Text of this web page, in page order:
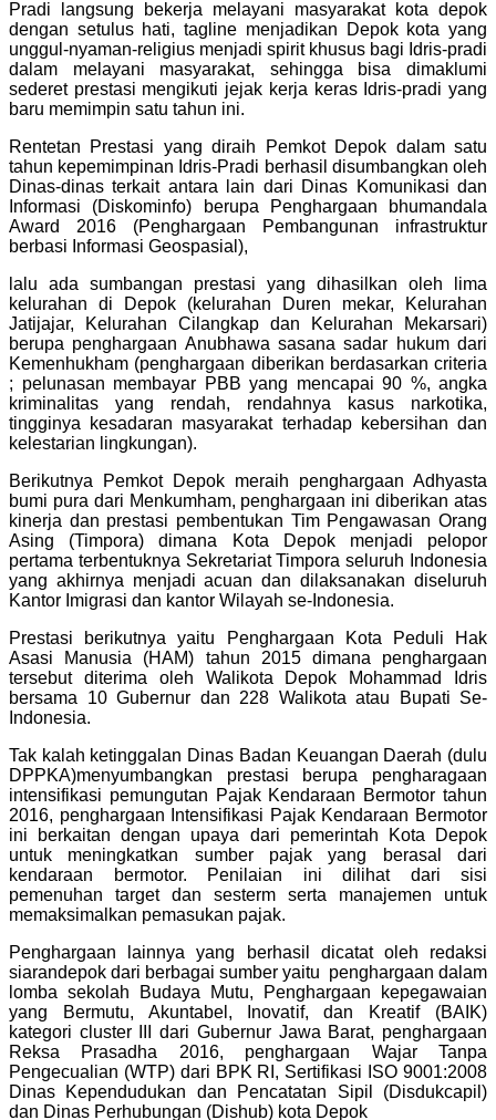
Pradi langsung bekerja melayani masyarakat kota depok
dengan setulus hati, tagline menjadikan Depok kota yang
unggul-nyaman-religius menjadi spirit khusus bagi Idris-pradi
dalam melayani masyarakat, sehingga bisa dimaklumi
sederet prestasi mengikuti jejak kerja keras Idris-pradi yang
baru memimpin satu tahun ini.
Rentetan Prestasi yang diraih Pemkot Depok dalam satu
tahun kepemimpinan Idris-Pradi berhasil disumbangkan oleh
Dinas-dinas terkait antara lain dari Dinas Komunikasi dan
Informasi (Diskominfo) berupa Penghargaan bhumandala
Award 2016 (Penghargaan Pembangunan infrastruktur
berbasi Informasi Geospasial),
lalu ada sumbangan prestasi yang dihasilkan oleh lima
kelurahan di Depok (kelurahan Duren mekar, Kelurahan
Jatijajar, Kelurahan Cilangkap dan Kelurahan Mekarsari)
berupa penghargaan Anubhawa sasana sadar hukum dari
Kemenhukham (penghargaan diberikan berdasarkan criteria
; pelunasan membayar PBB yang mencapai 90 %, angka
kriminalitas yang rendah, rendahnya kasus narkotika,
tingginya kesadaran masyarakat terhadap kebersihan dan
kelestarian lingkungan).
Berikutnya Pemkot Depok meraih penghargaan Adhyasta
bumi pura dari Menkumham, penghargaan ini diberikan atas
kinerja dan prestasi pembentukan Tim Pengawasan Orang
Asing (Timpora) dimana Kota Depok menjadi pelopor
pertama terbentuknya Sekretariat Timpora seluruh Indonesia
yang akhirnya menjadi acuan dan dilaksanakan diseluruh
Kantor Imigrasi dan kantor Wilayah se-Indonesia.
Prestasi berikutnya yaitu Penghargaan Kota Peduli Hak
Asasi Manusia (HAM) tahun 2015 dimana penghargaan
tersebut diterima oleh Walikota Depok Mohammad Idris
bersama 10 Gubernur dan 228 Walikota atau Bupati Se-
Indonesia.
Tak kalah ketinggalan Dinas Badan Keuangan Daerah (dulu
DPPKA)menyumbangkan prestasi berupa pengharagaan
intensifikasi pemungutan Pajak Kendaraan Bermotor tahun
2016, penghargaan Intensifikasi Pajak Kendaraan Bermotor
ini berkaitan dengan upaya dari pemerintah Kota Depok
untuk meningkatkan sumber pajak yang berasal dari
kendaraan bermotor. Penilaian ini dilihat dari sisi
pemenuhan target dan sesterm serta manajemen untuk
memaksimalkan pemasukan pajak.
Penghargaan lainnya yang berhasil dicatat oleh redaksi
siarandepok dari berbagai sumber yaitu penghargaan dalam
lomba sekolah Budaya Mutu, Penghargaan kepegawaian
yang Bermutu, Akuntabel, Inovatif, dan Kreatif (BAIK)
kategori cluster III dari Gubernur Jawa Barat, penghargaan
Reksa Prasadha 2016, penghargaan Wajar Tanpa
Pengecualian (WTP) dari BPK RI, Sertifikasi ISO 9001:2008
Dinas Kependudukan dan Pencatatan Sipil (Disdukcapil)
dan Dinas Perhubungan (Dishub) kota Depok